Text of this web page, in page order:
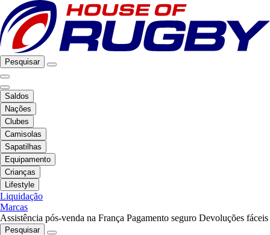
Pesquisar
Saldos
Nações
Clubes
Camisolas
Sapatilhas
Equipamento
Crianças
Lifestyle
Liquidação
Marcas
Assistência pós-venda na França Pagamento seguro Devoluções fáceis
Pesquisar